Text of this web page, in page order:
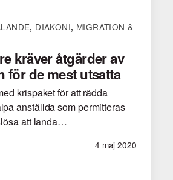
, DIAKONI, MIGRATION &
kräver åtgärder av
för de mest utsatta
4 maj 2020
krispaket för att rädda
anställda som permitteras
att landa…